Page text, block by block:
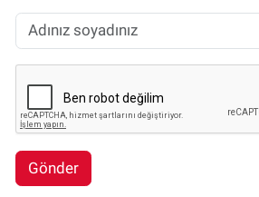
Gönder